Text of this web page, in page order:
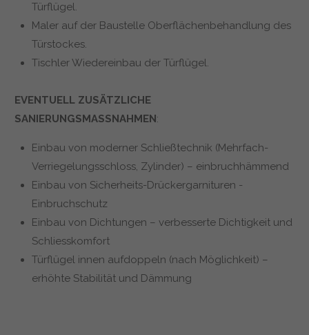
Türflügel.
Maler auf der Baustelle Oberflächenbehandlung des
Türstockes.
Tischler Wiedereinbau der Türflügel.
EVENTUELL ZUSÄTZLICHE
SANIERUNGSMASSNAHMEN:
Einbau von moderner Schließtechnik (Mehrfach-
Verriegelungsschloss, Zylinder) – einbruchhämmend
Einbau von Sicherheits-Drückergarnituren -
Einbruchschutz
Einbau von Dichtungen – verbesserte Dichtigkeit und
Schliesskomfort
Türflügel innen aufdoppeln (nach Möglichkeit) –
erhöhte Stabilität und Dämmung